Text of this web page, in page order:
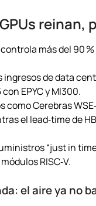
reinan,
controla más del 90
ingresos de data
EPYC y MI300.
como Cerebras
el lead‑time de
“just in
RISC‑V.
el aire ya no